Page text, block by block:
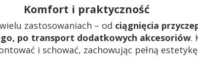
Komfort i praktyczność
zastosowaniach – od ciągnięcia
po transport dodatkowych akcesoriów.
i schować, zachowując pełną